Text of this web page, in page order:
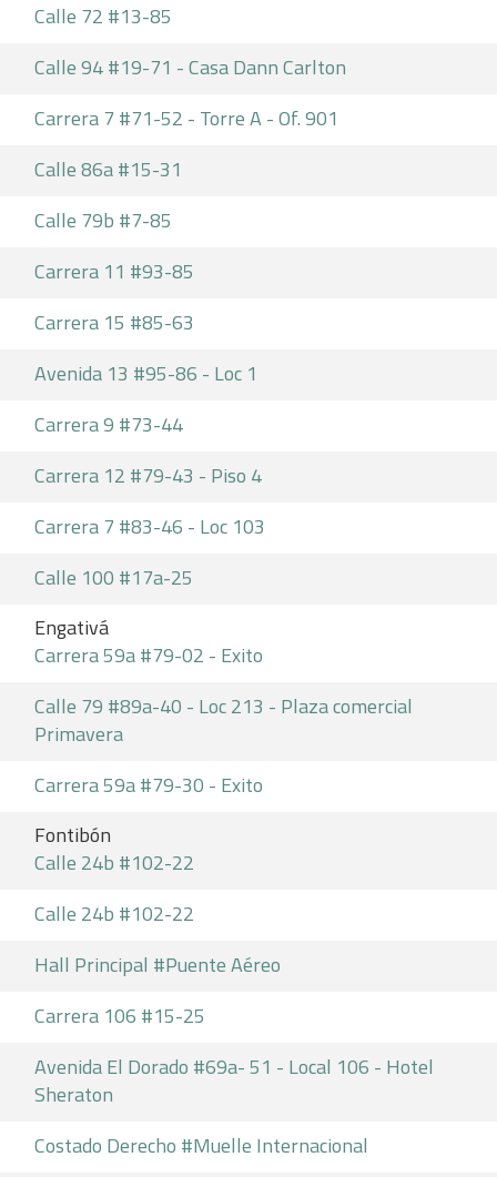
Calle 72 #13-85
Calle 94 #19-71 - Casa Dann Carlton
Carrera 7 #71-52 - Torre A - Of. 901
Calle 86a #15-31
Calle 79b #7-85
Carrera 11 #93-85
Carrera 15 #85-63
Avenida 13 #95-86 - Loc 1
Carrera 9 #73-44
Carrera 12 #79-43 - Piso 4
Carrera 7 #83-46 - Loc 103
Calle 100 #17a-25
Engativá
Carrera 59a #79-02 - Exito
Calle 79 #89a-40 - Loc 213 - Plaza comercial
Primavera
Carrera 59a #79-30 - Exito
Fontibón
Calle 24b #102-22
Calle 24b #102-22
Hall Principal #Puente Aéreo
Carrera 106 #15-25
Avenida El Dorado #69a- 51 - Local 106 - Hotel
Sheraton
Costado Derecho #Muelle Internacional